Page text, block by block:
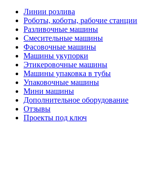
Линии розлива
Роботы, коботы, рабочие станции
Разливочные машины
Смесительные машины
Фасовочные машины
Машины укупорки
Этикеровочные машины
Машины упаковка в тубы
Упаковочные машины
Мини машины
Дополнительное оборудование
Отзывы
Проекты под ключ